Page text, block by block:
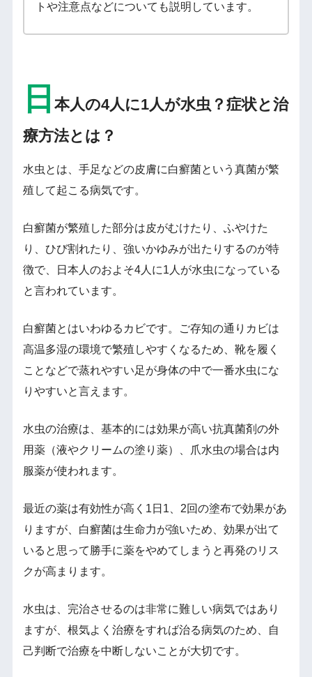
トや注意点などについても説明しています。
日 本人の4人に1人が水虫？症状と治
療方法とは？
水虫とは、手足などの皮膚に白癬菌という真菌が繁
殖して起こる病気です。
白癬菌が繁殖した部分は皮がむけたり、ふやけた
り、ひび割れたり、強いかゆみが出たりするのが特
徴で、日本人のおよそ4人に1人が水虫になっている
と言われています。
白癬菌とはいわゆるカビです。ご存知の通りカビは
高温多湿の環境で繁殖しやすくなるため、靴を履く
ことなどで蒸れやすい足が身体の中で一番水虫にな
りやすいと言えます。
水虫の治療は、基本的には効果が高い抗真菌剤の外
用薬（液やクリームの塗り薬）、爪水虫の場合は内
服薬が使われます。
最近の薬は有効性が高く1日1、2回の塗布で効果があ
りますが、白癬菌は生命力が強いため、効果が出て
いると思って勝手に薬をやめてしまうと再発のリス
クが高まります。
水虫は、完治させるのは非常に難しい病気ではあり
ますが、根気よく治療をすれば治る病気のため、自
己判断で治療を中断しないことが大切です。